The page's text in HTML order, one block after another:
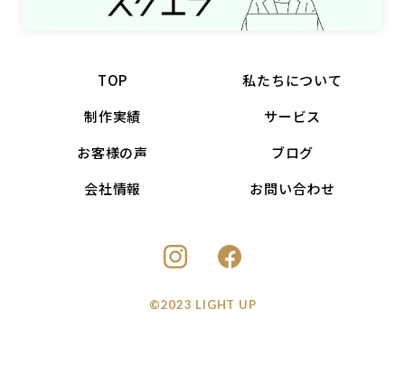
TOP
私たちについて
制作実績
サービス
お客様の声
ブログ
会社情報
お問い合わせ
©2023 LIGHT UP